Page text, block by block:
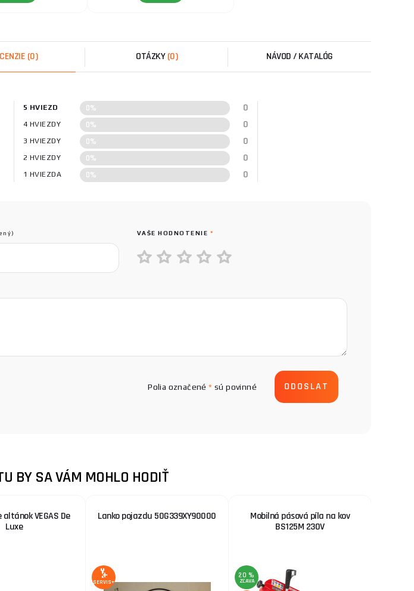
(0) OTÁZKY (0) NÁVOD / KATALÓG
5 HVIEZD 0% 0
4 HVIEZDY 0% 0
3 HVIEZDY 0% 0
2 HVIEZDY 0% 0
1 HVIEZDA 0% 0
VAŠE HODNOTENIE *
Polia označené* sú povinné
BY SA VÁM MOHLO HODIŤ
VEGAS De
Luxe
Lanko pojazdu 50G339XY90000
SERVIS+
Mobilná pásová píla na kov
BS125M 230V
20 %
ZĽAVA